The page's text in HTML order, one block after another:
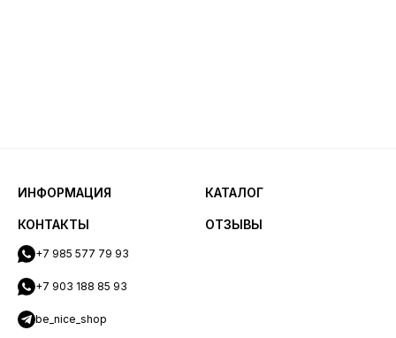
ИНФОРМАЦИЯ КАТАЛОГ
КОНТАКТЫ
+7 985 577 79 93
+7 903 188 85 93
be_nice_shop
ОТЗЫВЫ